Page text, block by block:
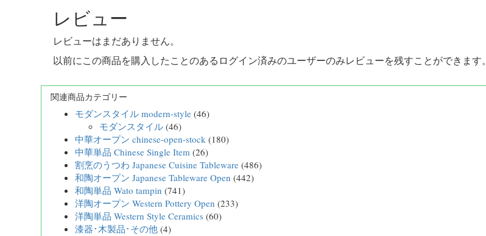
レビュー
レビューはまだありません。
以前にこの商品を購入したことのあるログイン済みのユーザーのみレビューを残すことができます。
関連商品カテゴリー
モダンスタイル modern-style (46)
モダンスタイル (46)
中華オープン chinese-open-stock (180)
中華単品 Chinese Single Item (26)
割烹のうつわ Japanese Cuisine Tableware (486)
和陶オープン Japanese Tableware Open (442)
和陶単品 Wato tampin (741)
洋陶オープン Western Pottery Open (233)
洋陶単品 Western Style Ceramics (60)
漆器･木製品･その他 (4)